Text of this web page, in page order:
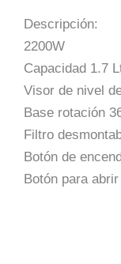
Descripción:
2200W
Capacidad 1.7
Visor de nivel
Base rotación
Filtro
Botón de
Botón para